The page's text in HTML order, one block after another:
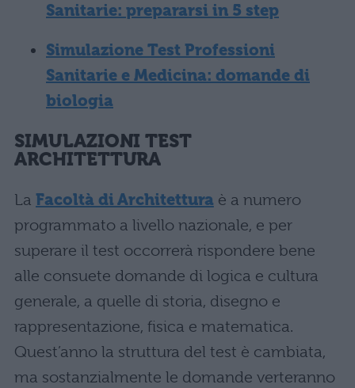
Sanitarie: prepararsi in 5 step
Simulazione Test Professioni
Sanitarie e Medicina: domande di
biologia
SIMULAZIONI TEST
ARCHITETTURA
La Facoltà di Architettura è a numero
programmato a livello nazionale, e per
superare il test occorrerà rispondere bene
alle consuete domande di logica e cultura
generale, a quelle di storia, disegno e
rappresentazione, fisica e matematica.
Quest’anno la struttura del test è cambiata,
ma sostanzialmente le domande verteranno